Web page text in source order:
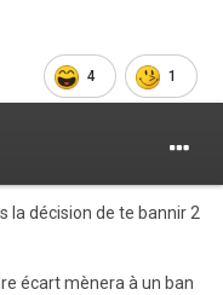
4 1
la décision de te bannir 2
écart mènera à un ban